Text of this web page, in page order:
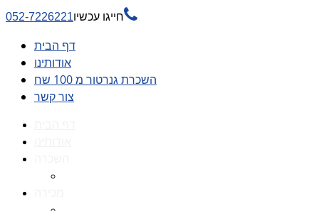
חייגו עכשיו052-7226221 
דף הבית
אודותינו
השכרת גנרטור מ 100 שח
צור קשר